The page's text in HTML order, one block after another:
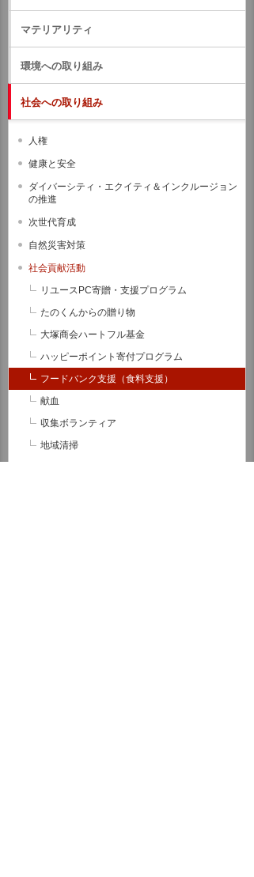
マテリアリティ
環境への取り組み
社会への取り組み
人権
健康と安全
ダイバーシティ・エクイティ＆インクルージョン
の推進
次世代育成
自然災害対策
社会貢献活動
リユースPC寄贈・支援プログラム
たのくんからの贈り物
大塚商会ハートフル基金
ハッピーポイント寄付プログラム
フードバンク支援（食料支援）
献血
収集ボランティア
地域清掃